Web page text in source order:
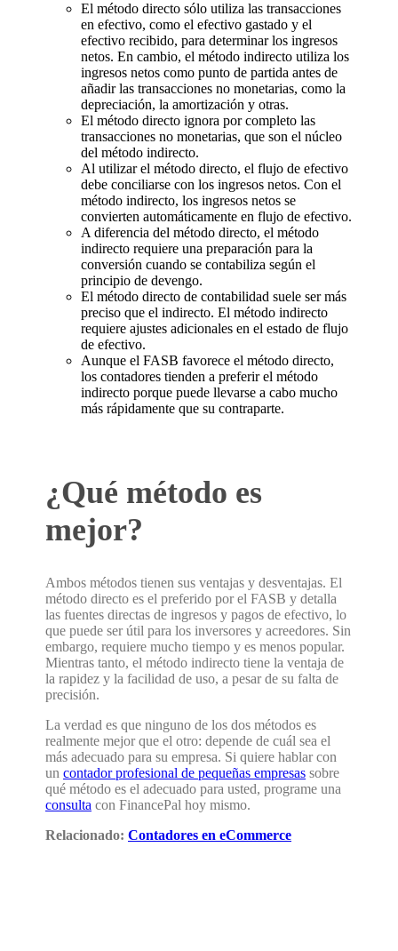
El método directo sólo utiliza las transacciones
en efectivo, como el efectivo gastado y el
efectivo recibido, para determinar los ingresos
netos. En cambio, el método indirecto utiliza los
ingresos netos como punto de partida antes de
añadir las transacciones no monetarias, como la
depreciación, la amortización y otras.
El método directo ignora por completo las
transacciones no monetarias, que son el núcleo
del método indirecto.
Al utilizar el método directo, el flujo de efectivo
debe conciliarse con los ingresos netos. Con el
método indirecto, los ingresos netos se
convierten automáticamente en flujo de efectivo.
A diferencia del método directo, el método
indirecto requiere una preparación para la
conversión cuando se contabiliza según el
principio de devengo.
El método directo de contabilidad suele ser más
preciso que el indirecto. El método indirecto
requiere ajustes adicionales en el estado de flujo
de efectivo.
Aunque el FASB favorece el método directo,
los contadores tienden a preferir el método
indirecto porque puede llevarse a cabo mucho
más rápidamente que su contraparte.
¿Qué método es
mejor?
Ambos métodos tienen sus ventajas y desventajas. El
método directo es el preferido por el FASB y detalla
las fuentes directas de ingresos y pagos de efectivo, lo
que puede ser útil para los inversores y acreedores. Sin
embargo, requiere mucho tiempo y es menos popular.
Mientras tanto, el método indirecto tiene la ventaja de
la rapidez y la facilidad de uso, a pesar de su falta de
precisión.
La verdad es que ninguno de los dos métodos es
realmente mejor que el otro: depende de cuál sea el
más adecuado para su empresa. Si quiere hablar con
un contador profesional de pequeñas empresas sobre
qué método es el adecuado para usted, programe una
consulta con FinancePal hoy mismo.
Relacionado: Contadores en eCommerce